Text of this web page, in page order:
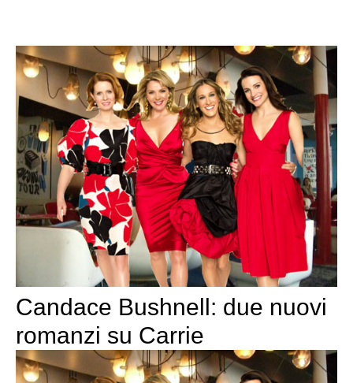
Candace Bushnell: due nuovi
romanzi su Carrie